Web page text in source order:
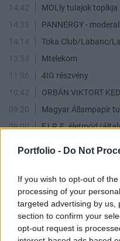
Portfolio - Do Not
If you wish to opt-out of
processing of your
targeted advertising by us,
section to confirm your
opt-out request is
14:42
MOLly tulajok topikja
14:33
PANNERGY -
14:14
13:53
Mtelekom
11:36
4IG részvény
10:42
ORBÁN VIKTORT
09:20
Magyar Állampapír
09:00
F.I.R.E. életmód
22:22
Akkocska
20:52
Hadiipar-nukleáris-
19:26
4IG Nyrt reszvenyesek.
19:18
USA részvények